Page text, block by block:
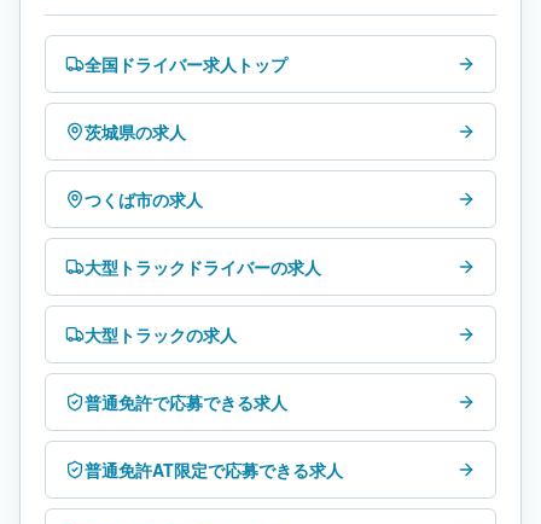
全国ドライバー求人トップ
茨城県の求人
つくば市の求人
大型トラックドライバーの求人
大型トラックの求人
普通免許で応募できる求人
普通免許AT限定で応募できる求人